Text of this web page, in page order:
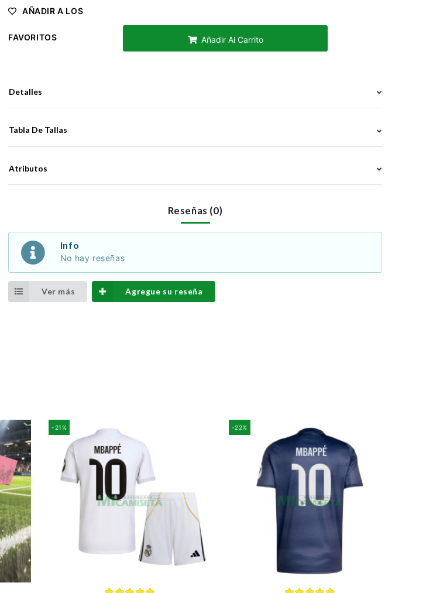
AÑADIR A LOS
FAVORITOS Añadir Al Carrito
Detalles
Tabla De Tallas
Atributos
Reseñas (0)
Info
No hay reseñas
Ver más Agregue su reseña
-21% -22%